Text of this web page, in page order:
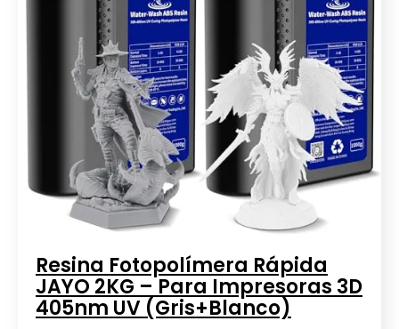
Resina Fotopolímera Rápida
JAYO 2KG – Para Impresoras 3D
405nm UV (Gris+Blanco)